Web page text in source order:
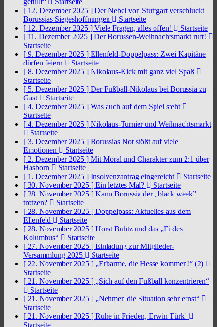
gefüllt“
Startseite
[ 12. Dezember 2025 ] Der Nebel von Stuttgart verschluckt
Borussias Siegeshoffnungen
Startseite
[ 12. Dezember 2025 ] Viele Fragen, alles offen!
Startseite
[ 11. Dezember 2025 ] Der Borussen-Weihnachtsmarkt ruft!
Startseite
[ 9. Dezember 2025 ] Ellenfeld-Doppelpass: Zwei Kapitäne
dürfen feiern
Startseite
[ 8. Dezember 2025 ] Nikolaus-Kick mit ganz viel Spaß
Startseite
[ 5. Dezember 2025 ] Der Fußball-Nikolaus bei Borussia zu
Gast
Startseite
[ 4. Dezember 2025 ] Was auch auf dem Spiel steht
Startseite
[ 4. Dezember 2025 ] Nikolaus-Turnier und Weihnachtsmarkt
Startseite
[ 3. Dezember 2025 ] Borussias Not stößt auf viele
Emotionen
Startseite
[ 2. Dezember 2025 ] Mit Moral und Charakter zum 2:1 über
Hasborn
Startseite
[ 1. Dezember 2025 ] Insolvenzantrag eingereicht
Startseite
[ 30. November 2025 ] Ein letztes Mal?
Startseite
[ 28. November 2025 ] Kann Borussia der „black week”
trotzen?
Startseite
[ 28. November 2025 ] Doppelpass: Aktuelles aus dem
Ellenfeld
Startseite
[ 28. November 2025 ] Horst Buhtz und das „Ei des
Kolumbus“
Startseite
[ 27. November 2025 ] Einladung zur Mitglieder-
Versammlung 2025
Startseite
[ 22. November 2025 ] „Erbarme, die Hesse kommen!“ (2)
Startseite
[ 21. November 2025 ] „Sich auf den Fußball konzentrieren“
Startseite
[ 21. November 2025 ] „Nehmen die Situation sehr ernst“
Startseite
[ 21. November 2025 ] Ruhe in Frieden, Erwin Türk!
Startseite